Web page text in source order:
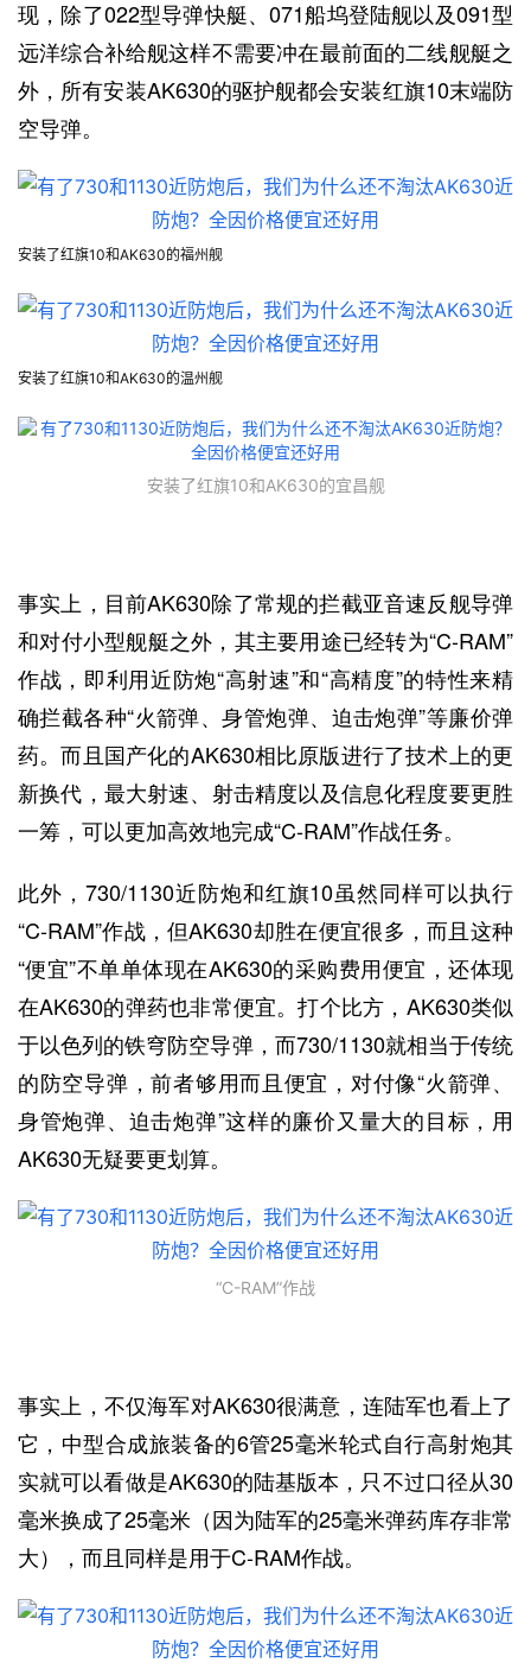
现，除了022型导弹快艇、071船坞登陆舰以及091型
远洋综合补给舰这样不需要冲在最前面的二线舰艇之
外，所有安装AK630的驱护舰都会安装红旗10末端防
空导弹。
安装了红旗10和AK630的福州舰
安装了红旗10和AK630的温州舰
安装了红旗10和AK630的宜昌舰
事实上，目前AK630除了常规的拦截亚音速反舰导弹
和对付小型舰艇之外，其主要用途已经转为“C-RAM”
作战，即利用近防炮“高射速”和“高精度”的特性来精
确拦截各种“火箭弹、身管炮弹、迫击炮弹”等廉价弹
药。而且国产化的AK630相比原版进行了技术上的更
新换代，最大射速、射击精度以及信息化程度要更胜
一筹，可以更加高效地完成“C-RAM”作战任务。
此外，730/1130近防炮和红旗10虽然同样可以执行
“C-RAM”作战，但AK630却胜在便宜很多，而且这种
“便宜”不单单体现在AK630的采购费用便宜，还体现
在AK630的弹药也非常便宜。打个比方，AK630类似
于以色列的铁穹防空导弹，而730/1130就相当于传统
的防空导弹，前者够用而且便宜，对付像“火箭弹、
身管炮弹、迫击炮弹”这样的廉价又量大的目标，用
AK630无疑要更划算。
“C-RAM”作战
事实上，不仅海军对AK630很满意，连陆军也看上了
它，中型合成旅装备的6管25毫米轮式自行高射炮其
实就可以看做是AK630的陆基版本，只不过口径从30
毫米换成了25毫米（因为陆军的25毫米弹药库存非常
大），而且同样是用于C-RAM作战。